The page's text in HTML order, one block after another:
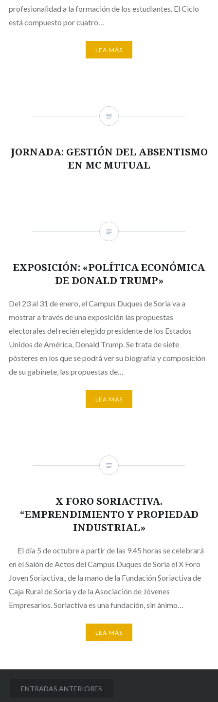
profesionalidad a la formación de los estudiantes. El Ciclo
está compuesto por cuatro…
LEA MÁS
JORNADA: GESTIÓN DEL ABSENTISMO
EN MC MUTUAL
EXPOSICIÓN: «POLÍTICA ECONÓMICA
DE DONALD TRUMP»
Del 23 al 31 de enero, el Campus Duques de Soria va a
mostrar a través de una exposición las propuestas
electorales del recién elegido presidente de los Estados
Unidos de América, Donald Trump. Se trata de siete
pósteres en los que se podrá ver su biografía y composición
de su gabinete, las propuestas de…
LEA MÁS
X FORO SORIACTIVA.
“EMPRENDIMIENTO Y PROPIEDAD
INDUSTRIAL»
El día 5 de octubre a partir de las 9.45 horas se celebrará
en el Salón de Actos del Campus Duques de Soria el X Foro
Joven Soriactiva., de la mano de la Fundación Soriactiva de
Caja Rural de Soria y de la Asociación de Jóvenes
Empresarios. Soriactiva es una fundación, sin ánimo…
LEA MÁS
Navegación
ENTRADAS ANTERIORES